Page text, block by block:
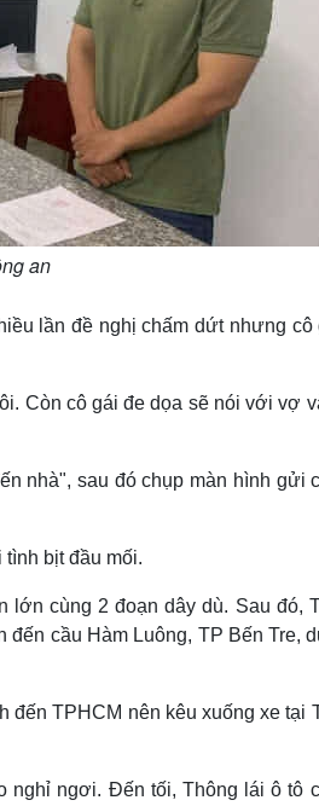
an
lần đề nghị chấm dứt nhưng cô
Còn cô gái đe dọa sẽ nói với vợ
nhà", sau đó chụp màn hình gửi
bịt đầu mối.
cùng 2 đoạn dây dù. Sau đó,
cầu Hàm Luông, TP Bến Tre,
đến TPHCM nên kêu xuống xe tại
nghỉ ngơi. Đến tối, Thông lái ô tô